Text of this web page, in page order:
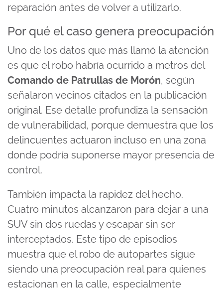
reparación antes de volver a utilizarlo.
Por qué el caso genera preocupación
Uno de los datos que más llamó la atención
es que el robo habría ocurrido a metros del
Comando de Patrullas de Morón, según
señalaron vecinos citados en la publicación
original. Ese detalle profundiza la sensación
de vulnerabilidad, porque demuestra que los
delincuentes actuaron incluso en una zona
donde podría suponerse mayor presencia de
control.
También impacta la rapidez del hecho.
Cuatro minutos alcanzaron para dejar a una
SUV sin dos ruedas y escapar sin ser
interceptados. Este tipo de episodios
muestra que el robo de autopartes sigue
siendo una preocupación real para quienes
estacionan en la calle, especialmente